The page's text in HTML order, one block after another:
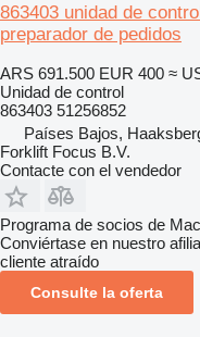
863403 unidad de
preparador de pedidos
ARS 691.500 EUR 400 ≈
Unidad de control
863403 51256852
Países Bajos,
Forklift Focus B.V.
Contacte con el vendedor
Programa de socios de
Conviértase en nuestro
cliente atraído
Consulte la oferta